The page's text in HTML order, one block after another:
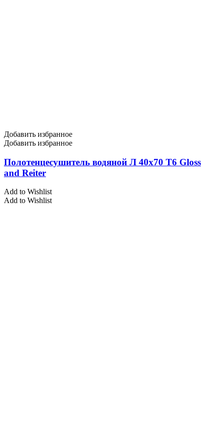
Добавить избранное
Добавить избранное
Полотенцесушитель водяной Л 40х70 Т6 Gloss
and Reiter
Add to Wishlist
Add to Wishlist